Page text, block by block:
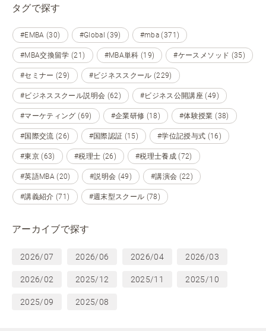
タグで探す
#EMBA (30) #Global (39) #mba (371)
#MBA交換留学 (21) #MBA単科 (19) #ケースメソッド (35)
#セミナー (29) #ビジネススクール (229)
#ビジネススクール説明会 (62) #ビジネス公開講座 (49)
#マーケティング (69) #企業研修 (18) #体験授業 (38)
#国際交流 (26) #国際認証 (15) #学位記授与式 (16)
#東京 (63) #税理士 (26) #税理士養成 (72)
#英語MBA (20) #説明会 (49) #講演会 (22)
#講義紹介 (71) #週末型スクール (78)
アーカイブで探す
2026/07 2026/06 2026/04 2026/03
2026/02 2025/12 2025/11 2025/10
2025/09 2025/08